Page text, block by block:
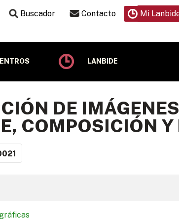
Buscador Contacto Mi
LANBIDE
DE
COMPOSICIÓN Y